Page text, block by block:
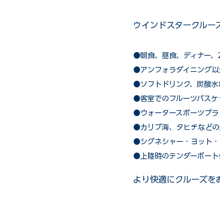
ウインドスタークルー
●朝食、昼食、ディナー、
​●アンフォラダイニング以
●ソフトドリンク、炭酸水
●客室でのフルーツバスケ
●ウォータースポーツプラ
●カリブ海、タヒチなどの
​●シグネシャー・ヨット・
●上陸時のテンダーボート
より快適にクルーズを